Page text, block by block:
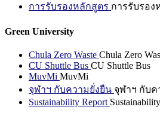
การรับรองหลักสูตร การรับรอง
Green University
Chula Zero Waste Chula Zero
CU Shuttle Bus CU Shuttle Bus
MuvMi MuvMi
จุฬาฯ กับความยั่งยืน จุฬาฯ กับค
Sustainability Report